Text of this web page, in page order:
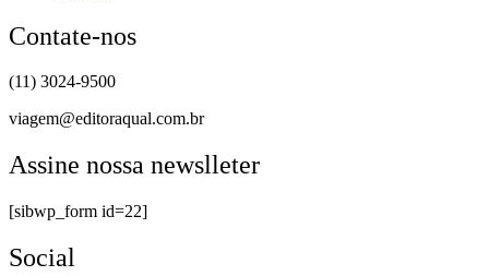
Contate-nos
(11) 3024-9500
viagem@editoraqual.com.br
Assine nossa newslleter
[sibwp_form id=22]
Social